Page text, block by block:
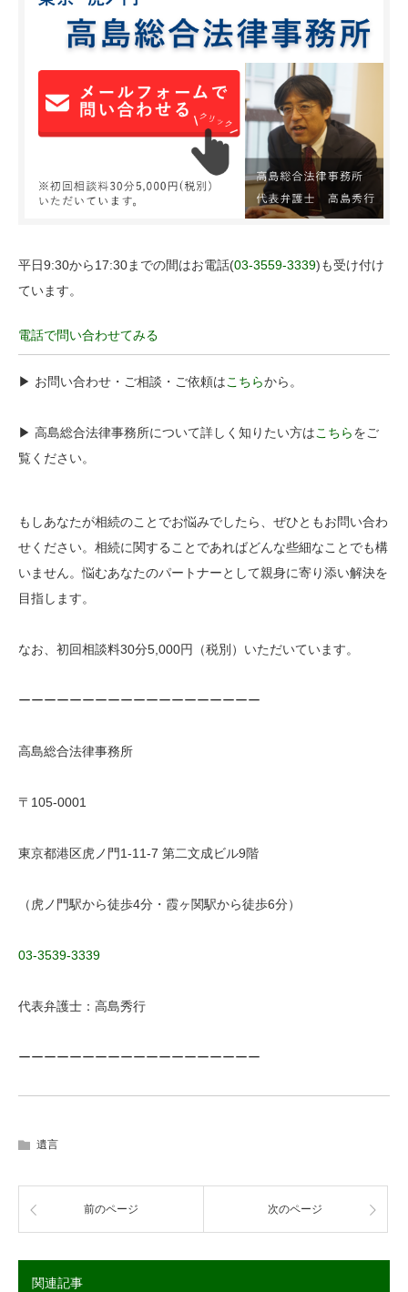
平日9:30から17:30までの間はお電話(03-3559-3339)も受け付け
ています。
電話で問い合わせてみる
▶︎ お問い合わせ・ご相談・ご依頼はこちらから。
▶︎ 高島総合法律事務所について詳しく知りたい方はこちらをご
覧ください。
もしあなたが相続のことでお悩みでしたら、ぜひともお問い合わ
せください。相続に関することであればどんな些細なことでも構
いません。悩むあなたのパートナーとして親身に寄り添い解決を
目指します。
なお、初回相談料30分5,000円（税別）いただいています。
ーーーーーーーーーーーーーーーーーーー
高島総合法律事務所
〒105-0001
東京都港区虎ノ門1-11-7 第二文成ビル9階
（虎ノ門駅から徒歩4分・霞ヶ関駅から徒歩6分）
03-3539-3339
代表弁護士：高島秀行
ーーーーーーーーーーーーーーーーーーー
遺言
前のページ 次のページ
関連記事